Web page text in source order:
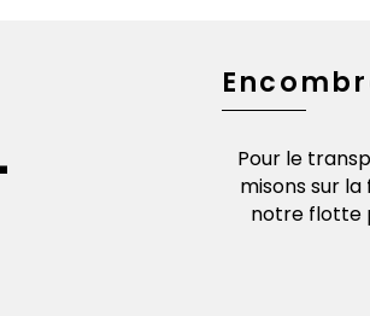
Dunkerque et toute
dans 38 pays
Pour le
misons sur
notre flotte